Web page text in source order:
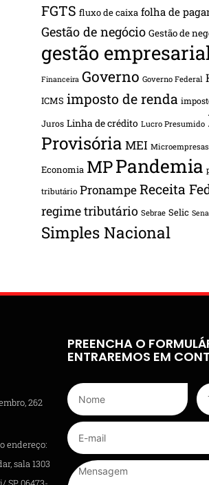
FGTS fluxo de caixa folha de
Gestão de negócio Gestão de
gestão
Financeira Governo Governo Federal
ICMS imposto de renda
Juros Linha de crédito Lucro Presumido
Provisória MEI Microempresas
Economia MPPandemia
tributário PronampeReceita
regime tributário Sebrae Selic
Simples Nacional
262
endereço:
sala 1303
PREENCHA O
ENTRAREMOS EM